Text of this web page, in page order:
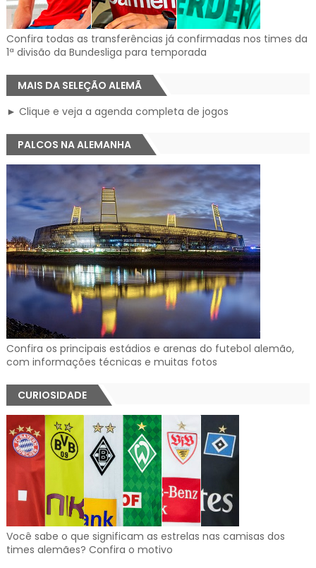
Confira todas as transferências já confirmadas nos times da
1ª divisão da Bundesliga para temporada
MAIS DA SELEÇÃO ALEMÃ
► Clique e veja a agenda completa de jogos
PALCOS NA ALEMANHA
Confira os principais estádios e arenas do futebol alemão,
com informações técnicas e muitas fotos
CURIOSIDADE
Você sabe o que significam as estrelas nas camisas dos
times alemães? Confira o motivo